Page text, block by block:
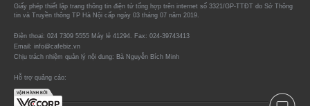
Giấy phép thiết lập trang thông tin điện tử tổng hợp trên internet số 3321/GP-TTĐT do Sở Thông
tin và Truyền thông TP Hà Nội cấp ngày 03 tháng 07 năm 2019.
Điện thoại: 024 7309 5555 Máy lẻ 41294. Fax: 024-39743413
Email: info@cafebiz.vn
Chịu trách nhiệm quản lý nội dung: Bà Nguyễn Bích Minh
Hỗ trợ quảng cáo: